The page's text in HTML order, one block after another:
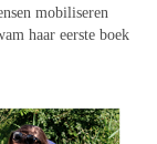
mobiliseren
haar eerste boek